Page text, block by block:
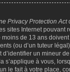
Privacy Protection Act
sites Internet pouvant
de 13 ans
(ou d’un tuteur
un mineur
s’applique à vous,
le fait à votre place,